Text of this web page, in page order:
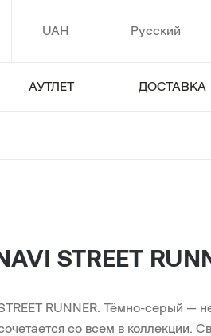
UAH Русский
АУТЛЕТ ДОСТАВКА
STREET
RUNNER. Тёмно-серый —
со всем в коллекции.